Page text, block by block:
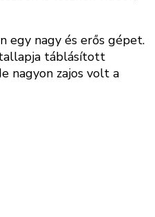
egy nagy és erős gépet.
táblásított
nagyon zajos volt a